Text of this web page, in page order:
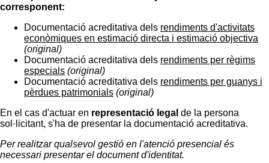
corresponent:
Documentació acreditativa dels rendiments d'activitats
econòmiques en estimació directa i estimació objectiva
(original)
Documentació acreditativa dels rendiments per règims
especials (original)
Documentació acreditativa dels rendiments per guanys i
pèrdues patrimonials (original)
En el cas d'actuar en representació legal de la persona
sol·licitant, s'ha de presentar la documentació acreditativa.
Per realitzar qualsevol gestió en l'atenció presencial és
necessari presentar el document d'identitat.